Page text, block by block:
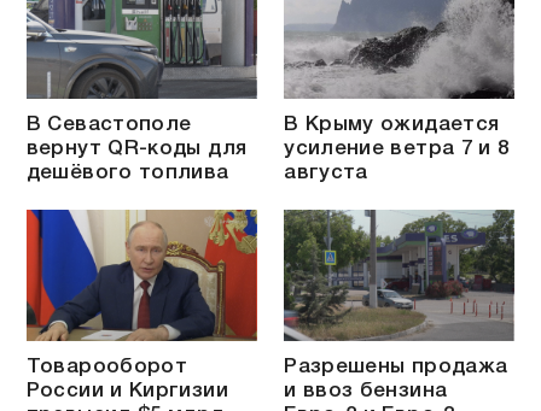
В Севастополе
вернут QR-коды для
дешёвого топлива
В Крыму ожидается
усиление ветра 7 и 8
августа
Товарооборот
России и Киргизии
Разрешены продажа
и ввоз бензина